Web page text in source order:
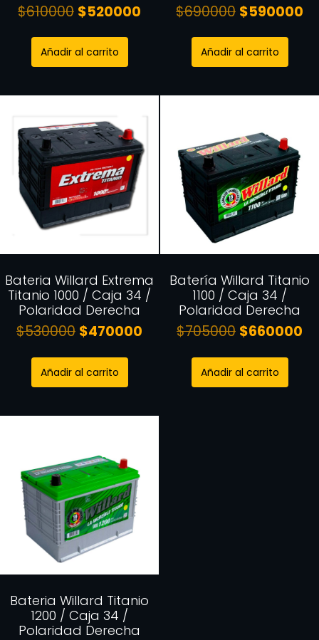
$610000 $520000
Añadir al carrito
$690000 $590000
Añadir al carrito
Bateria Willard Extrema
Titanio 1000 / Caja 34 /
Polaridad Derecha
$530000 $470000
Añadir al carrito
Batería Willard Titanio
1100 / Caja 34 /
Polaridad Derecha
$705000 $660000
Añadir al carrito
Bateria Willard Titanio
1200 / Caja 34 /
Polaridad Derecha